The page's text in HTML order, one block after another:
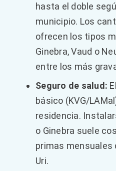
hasta el doble
municipio. Los
ofrecen los tipos
Ginebra, Vaud o
entre los más
Seguro de salud:
básico (KVG/
residencia.
o Ginebra suele
primas mensuales
Uri.